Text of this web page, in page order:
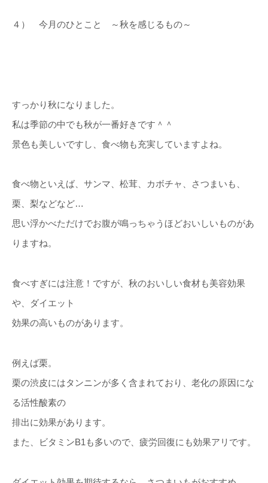
４） 今月のひとこと ～秋を感じるもの～
すっかり秋になりました。
私は季節の中でも秋が一番好きです＾＾
景色も美しいですし、食べ物も充実していますよね。
食べ物といえば、サンマ、松茸、カボチャ、さつまいも、
栗、梨などなど…
思い浮かべただけでお腹が鳴っちゃうほどおいしいものがあ
りますね。
食べすぎには注意！ですが、秋のおいしい食材も美容効果
や、ダイエット
効果の高いものがあります。
例えば栗。
栗の渋皮にはタンニンが多く含まれており、老化の原因にな
る活性酸素の
排出に効果があります。
また、ビタミンB1も多いので、疲労回復にも効果アリです。